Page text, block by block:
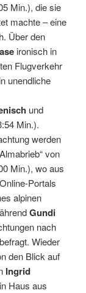
Min.), die sie
machte ‒ eine
Über den
ironisch in
Flugverkehr
unendliche
und
Min.).
werden
von
Min.), wo aus
Portals
alpinen
Gundi
nach
Wieder
den Blick auf
Ingrid
Haus aus